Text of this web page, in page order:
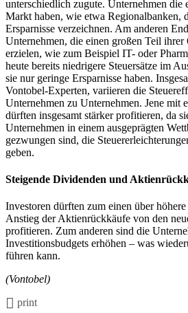
unterschiedlich zugute. Unternehmen die
Markt haben, wie etwa Regionalbanken,
Ersparnisse verzeichnen. Am anderen
Unternehmen, die einen großen Teil
erzielen, wie zum Beispiel IT- oder
heute bereits niedrigere Steuersätze im
sie nur geringe Ersparnisse haben.
Vontobel-Experten, variieren die
Unternehmen zu Unternehmen. Jene mit
dürften insgesamt stärker profitieren, da
Unternehmen in einem ausgeprägten
gezwungen sind, die
geben.
Steigende Dividenden und
Investoren dürften zum einen über
Anstieg der Aktienrückkäufe von den
profitieren. Zum anderen sind die
Investitionsbudgets erhöhen – was
führen kann.
(Vontobel)
print